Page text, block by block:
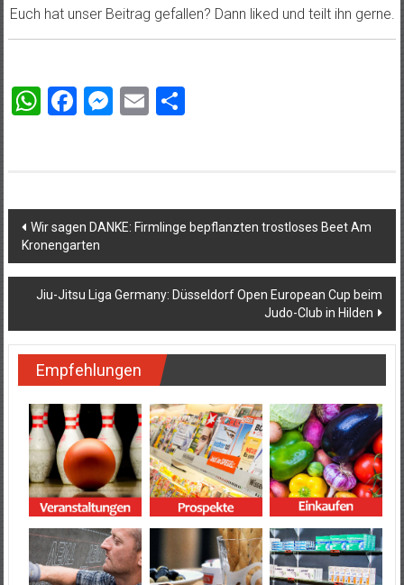
Euch hat unser Beitrag gefallen? Dann liked und teilt ihn gerne.
WhatsApp
Facebook
Messenger
EmailTeilen
Beitragsnavigation
Wir sagen DANKE: Firmlinge bepflanzten trostloses Beet Am
Kronengarten
Jiu-Jitsu Liga Germany: Düsseldorf Open European Cup beim
Judo-Club in Hilden
Empfehlungen